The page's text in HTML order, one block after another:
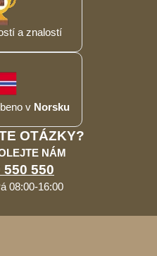
a znalostí
v Norsku
OTÁZKY?
NÁM
550 550
08:00-16:00